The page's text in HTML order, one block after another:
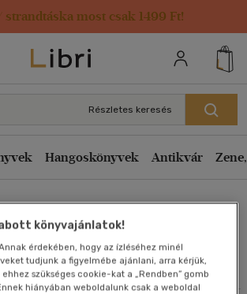
strandtáska most csak 1499 Ft!
Kártya adatai
Részletes keresés
Hangoskönyvek Antikvár
Christensen
csökkenő
szerint csökkenő
szerint növekvő
A-Z
A-Z
könyvajánlatok!
érdekében, hogy az ízléséhez minél
tudjunk a figyelmébe ajánlani, arra kérjük,
szükséges cookie-kat a „Rendben” gomb
hiányában weboldalunk csak a weboldal